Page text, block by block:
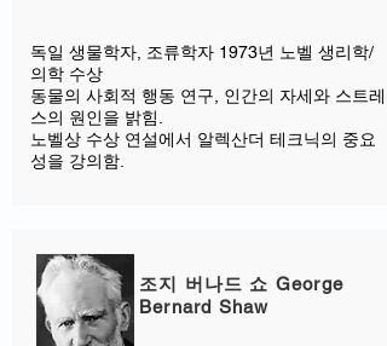
독일 생물학자, 조류학자 1973년 노벨 생리학/
의학 수상
동물의 사회적 행동 연구, 인간의 자세와 스트레
스의 원인을 밝힘.
노벨상 수상 연설에서 알렉산더 테크닉의 중요
성을 강의함. ​
조지 버나드 쇼 George
Bernard Shaw